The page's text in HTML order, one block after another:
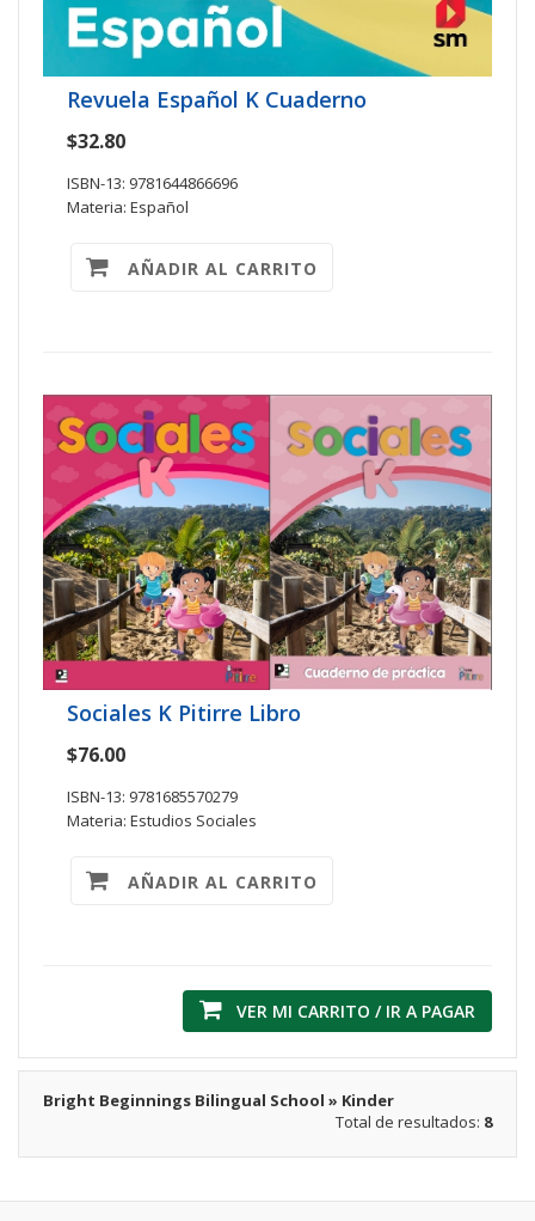
Revuela Español K Cuaderno
$32.80
ISBN-13: 9781644866696
Materia: Español
AÑADIR AL CARRITO
Sociales K Pitirre Libro
$76.00
ISBN-13: 9781685570279
Materia: Estudios Sociales
AÑADIR AL CARRITO
VER MI CARRITO / IR A PAGAR
Bright Beginnings Bilingual School » Kinder
Total de resultados: 8